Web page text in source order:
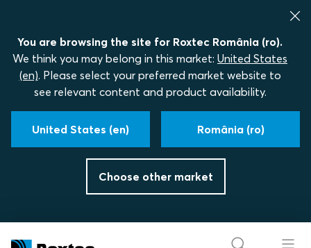
You are browsing the site for Roxtec România (ro).
We think you may belong in this market: United States
(en). Please select your preferred market website to
see relevant content and product availability.
United States (en) România (ro)
Choose other market